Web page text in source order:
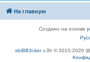
На главную
Создано на основе
xbtBB3ckerv.3h © 2015-2020 @